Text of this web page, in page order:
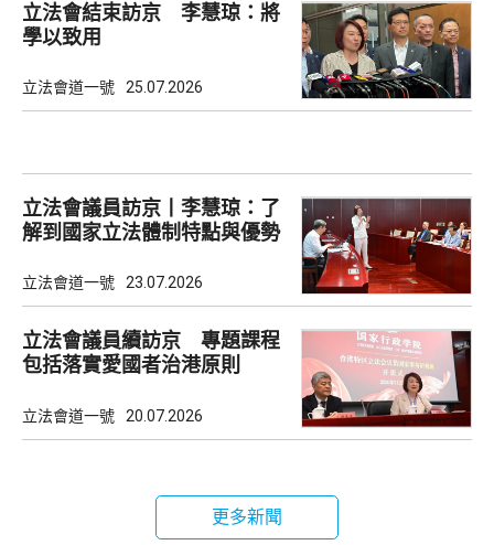
立法會結束訪京 李慧琼：將
學以致用
立法會道一號 25.07.2026
立法會議員訪京丨李慧琼：了
解到國家立法體制特點與優勢
立法會道一號 23.07.2026
立法會議員續訪京 專題課程
包括落實愛國者治港原則
立法會道一號 20.07.2026
更多新聞